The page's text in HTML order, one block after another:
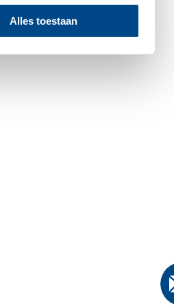
Alles toestaan
information is